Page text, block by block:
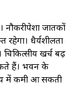
नौकरीपेशा जातकों
रहेगा। धैर्यशीलता
चिकित्सीय खर्च बढ़
हैं। भवन के
में कमी आ सकती